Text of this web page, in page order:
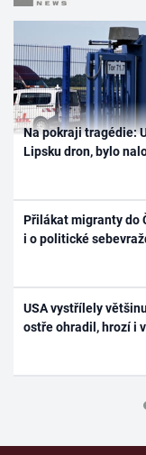
Na pokraji tragédie:
Lipsku dron, bylo
Přilákat migranty do
i o politické
USA vystřílely
ostře ohradil, hrozí i